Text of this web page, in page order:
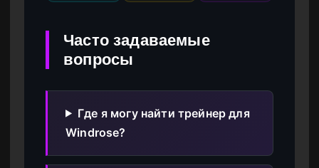
Часто задаваемые
вопросы
Где я могу найти трейнер для
Windrose?